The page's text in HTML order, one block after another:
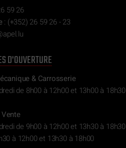
59 26
: (+352) 26 59 26 - 23
ul.l
D'OUVERTURE
& Carrosserie
de 8h00 à 12h00 et 13h00 à 18h30
de 9h00 à 12h00 et 13h30 à 18h30
à 12h00 et 13h30 à 18h00